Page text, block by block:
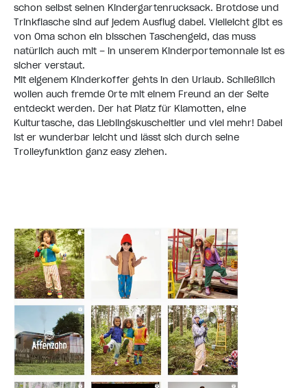
schon selbst seinen Kindergartenrucksack. Brotdose und
Trinkflasche sind auf jedem Ausflug dabei. Vielleicht gibt es
von Oma schon ein bisschen Taschengeld, das muss
natürlich auch mit – in unserem Kinderportemonnaie ist es
sicher verstaut.
Mit eigenem Kinderkoffer gehts in den Urlaub. Schließlich
wollen auch fremde Orte mit einem Freund an der Seite
entdeckt werden. Der hat Platz für Klamotten, eine
Kulturtasche, das Lieblingskuscheltier und viel mehr! Dabei
ist er wunderbar leicht und lässt sich durch seine
Trolleyfunktion ganz easy ziehen.